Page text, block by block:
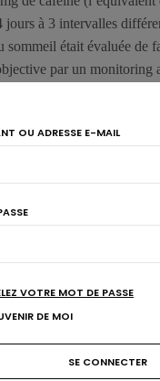
à 3 intervalles
était évaluée de
par un monitoring
son heure, perturbe
6h avant le coucher, on
Cependant, le reporting
donc pas à une
après 17h, au même titre
pour confirmer ces
OU ADRESSE E-MAIL
VOTRE MOT DE PASSE
DE MOI